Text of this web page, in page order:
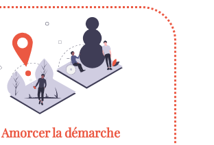
Amorcer la démarche